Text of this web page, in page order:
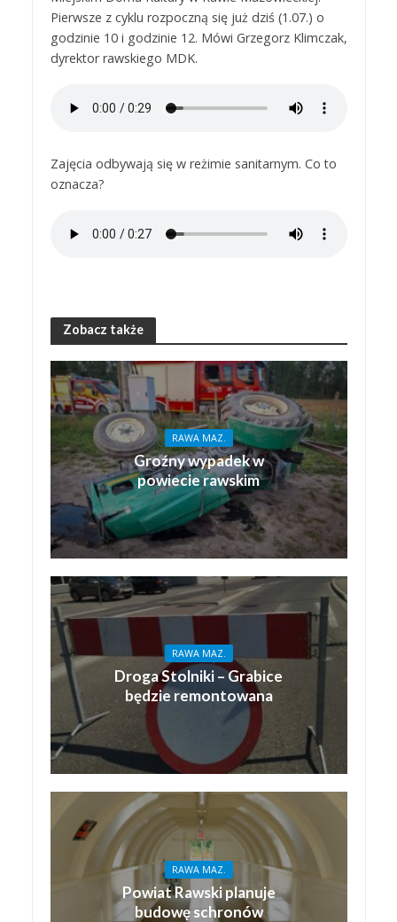
Pierwsze z cyklu rozpoczną się już dziś (1.07.) o
godzinie 10 i godzinie 12. Mówi Grzegorz Klimczak,
dyrektor rawskiego MDK.
Zajęcia odbywają się w reżimie sanitarnym. Co to
oznacza?
Zobacz także
RAWA MAZ.
Groźny wypadek w
powiecie rawskim
RAWA MAZ.
Droga Stolniki – Grabice
będzie remontowana
RAWA MAZ.
Powiat Rawski planuje
budowę schronów